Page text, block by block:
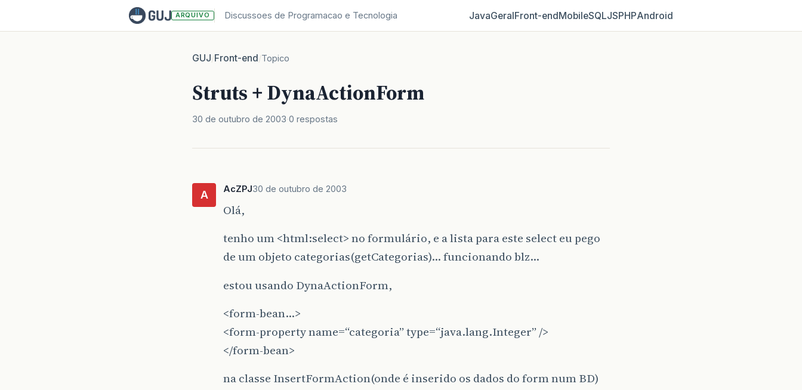
ARQUIVO Discussoes de Programacao e Tecnologia JavaGeralFront‑endMobileSQLJSPHPAndroid
GUJ/Front-end/Topico
Struts + DynaActionForm
30 de outubro de 2003 0 respostas
A AcZPJ30 de outubro de 2003
Olá,
tenho um <html:select> no formulário, e a lista para este select eu pego
de um objeto categorias(getCategorias)… funcionando blz…
estou usando DynaActionForm,
<form-bean…>
<form-property name=“categoria” type=“java.lang.Integer” />
</form-bean>
na classe InsertFormAction(onde é inserido os dados do form num BD)